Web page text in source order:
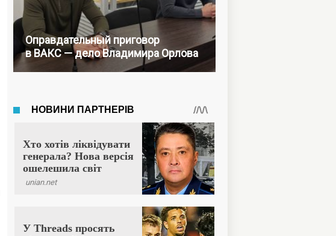
Оправдательный приговор
в ВАКС — дело Владимира Орлова